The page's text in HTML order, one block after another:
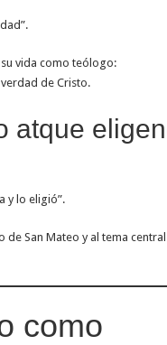
vida como teólogo:
de Cristo.
atque
y lo eligió”.
de San Mateo y al tema
como